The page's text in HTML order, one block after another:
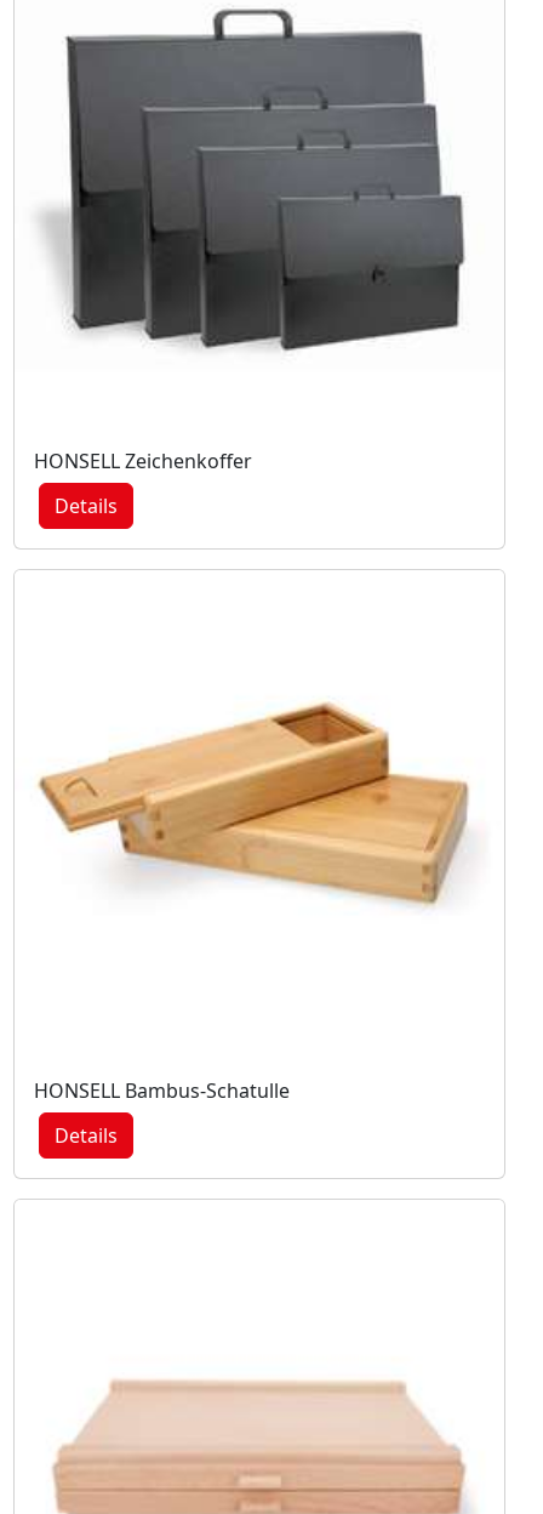
HONSELL Zeichenkoffer
Details
HONSELL Bambus-Schatulle
Details